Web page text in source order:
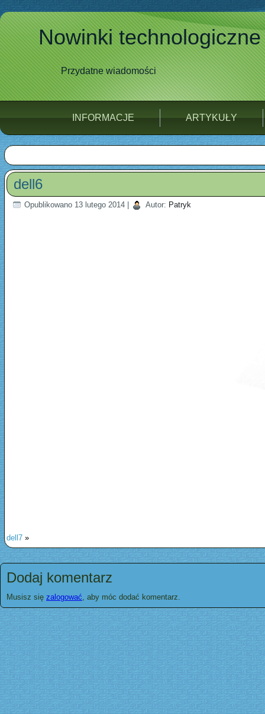
Nowinki technologiczne
Przydatne wiadomości
INFORMACJE ARTYKUŁY
dell6
Opublikowano 13 lutego 2014 Autor: Patryk
dell7 »
Dodaj komentarz
Musisz się zalogować, aby móc dodać komentarz.